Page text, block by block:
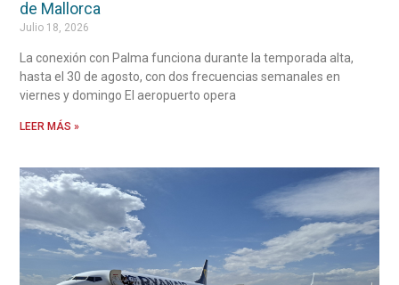
de Mallorca
Julio 18, 2026
La conexión con Palma funciona durante la temporada alta,
hasta el 30 de agosto, con dos frecuencias semanales en
viernes y domingo El aeropuerto opera
LEER MÁS »